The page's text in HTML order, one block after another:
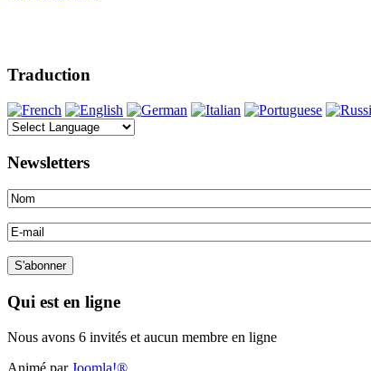
Traduction
Newsletters
Qui est en ligne
Nous avons 6 invités et aucun membre en ligne
Animé par Joomla!®